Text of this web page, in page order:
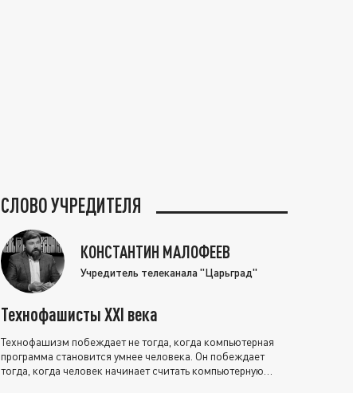
СЛОВО УЧРЕДИТЕЛЯ
КОНСТАНТИН МАЛОФЕЕВ
Учредитель телеканала "Царьград"
Технофашисты XXI века
Технофашизм побеждает не тогда, когда компьютерная
программа становится умнее человека. Он побеждает
тогда, когда человек начинает считать компьютерную